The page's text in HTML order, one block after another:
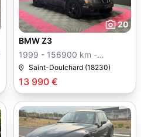
20
13 990 €
BMW Z3
1999 - 156900 km -
Manuelle
Saint-Doulchard (18230)